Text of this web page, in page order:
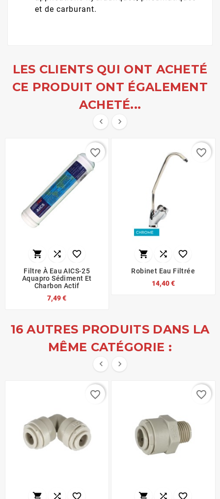
et de carburant.
LES CLIENTS QUI ONT ACHETÉ
CE PRODUIT ONT ÉGALEMENT
ACHETÉ...
 
  
Filtre À Eau AICS-25
Aquapro Sédiment Et
Charbon Actif
7,49 €
favorite_border
  
Robinet Eau Filtrée
14,40 €
favorite_border
16 AUTRES PRODUITS DANS LA
MÊME CATÉGORIE :
 
  
favorite_border
  
favorite_border